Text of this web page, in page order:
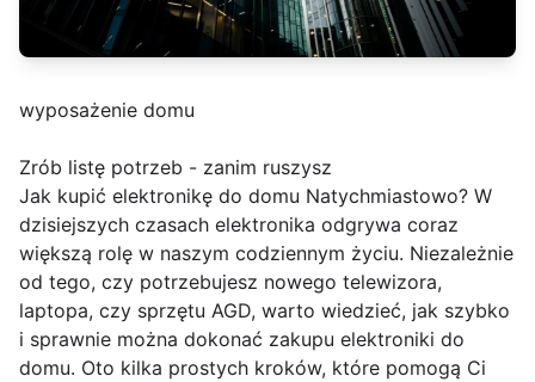
wyposażenie domu
Zrób listę potrzeb - zanim ruszysz
Jak kupić elektronikę do domu Natychmiastowo? W
dzisiejszych czasach elektronika odgrywa coraz
większą rolę w naszym codziennym życiu. Niezależnie
od tego, czy potrzebujesz nowego telewizora,
laptopa, czy sprzętu AGD, warto wiedzieć, jak szybko
i sprawnie można dokonać zakupu elektroniki do
domu. Oto kilka prostych kroków, które pomogą Ci